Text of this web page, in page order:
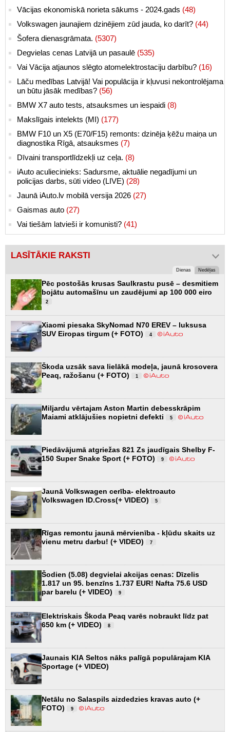
Vācijas ekonomiskā norieta sākums - 2024.gads (48)
Volkswagen jaunajiem dzinējiem zūd jauda, ko darīt? (44)
Šofera dienasgrāmata. (5307)
Degvielas cenas Latvijā un pasaulē (535)
Vai Vācija atjaunos slēgto atomelektrostaciju darbību? (16)
Lāču medības Latvijā! Vai populācija ir kļuvusi nekontrolējama
un būtu jāsāk medības? (56)
BMW X7 auto tests, atsauksmes un iespaidi (8)
Makslīgais intelekts (MI) (177)
BMW F10 un X5 (E70/F15) remonts: dzinēja ķēžu maiņa un
diagnostika Rīgā, atsauksmes (7)
Dīvaini transportlīdzekļi uz ceļa. (8)
iAuto aculiecinieks: Sadursme, aktuālie negadījumi un
policijas darbs, sūti video (LIVE) (28)
Jaunā iAuto.lv mobilā versija 2026 (27)
Gaismas auto (27)
Vai tiešām latvieši ir komunisti? (41)
LASĪTĀKIE RAKSTI
Dienas Nedēļas
Pēc postošās krusas Saulkrastu pusē – desmitiem
bojātu automašīnu un zaudējumi ap 100 000 eiro
2
Xiaomi piesaka SkyNomad N70 EREV – luksusa
SUV Eiropas tirgum (+ FOTO)
4
Škoda uzsāk sava lielākā modeļa, jaunā krosovera
Peaq, ražošanu (+ FOTO)
1
Miljardu vērtajam Aston Martin debesskrāpim
Maiami atklājušies nopietni defekti
5
Piedāvājumā atgriežas 821 Zs jaudīgais Shelby F-
150 Super Snake Sport (+ FOTO)
9
Jaunā Volkswagen cerība- elektroauto
Volkswagen ID.Cross(+ VIDEO)
5
Rīgas remontu jaunā mērvienība - kļūdu skaits uz
vienu metru darbu! (+ VIDEO)
7
Šodien (5.08) degvielai akcijas cenas: Dīzelis
1.817 un 95. benzīns 1.737 EUR! Nafta 75.6 USD
par barelu (+ VIDEO)
9
Elektriskais Škoda Peaq varēs nobraukt līdz pat
650 km (+ VIDEO)
8
Jaunais KIA Seltos nāks palīgā populārajam KIA
Sportage (+ VIDEO)
Netālu no Salaspils aizdedzies kravas auto (+
FOTO)
9